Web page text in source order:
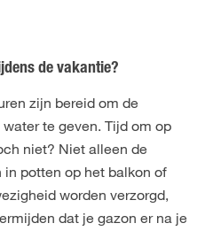
de vakantie?
zijn bereid om de
te geven. Tijd om op
niet? Niet alleen de
potten op het balkon of
worden verzorgd,
dat je gazon er na je